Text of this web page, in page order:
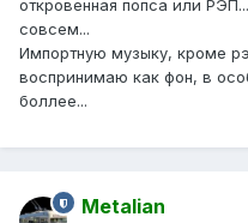
откровенная попса или
совсем...
Импортную музыку, кроме
воспринимаю как фон, в
боллее...
Metalian